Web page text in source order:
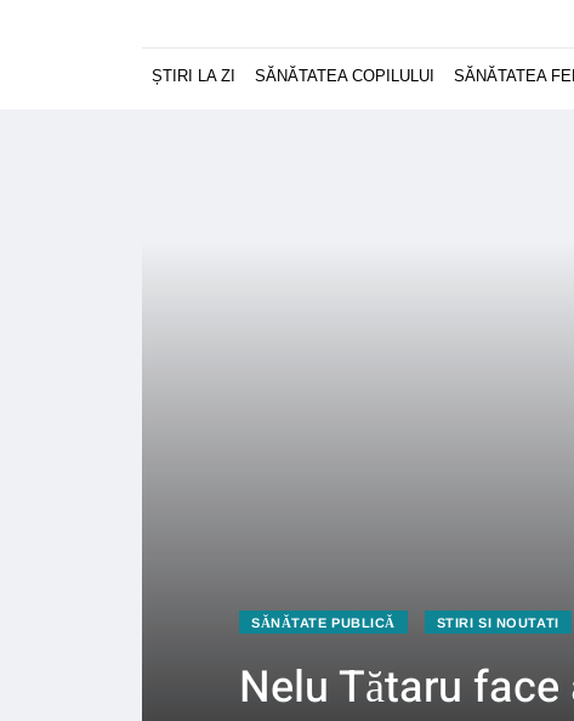
ȘTIRI LA ZI SĂNĂTATEA COPILULUI SĂNĂTATEA
SĂNĂTATE PUBLICĂ STIRI SI NOUTATI
Nelu Tătaru